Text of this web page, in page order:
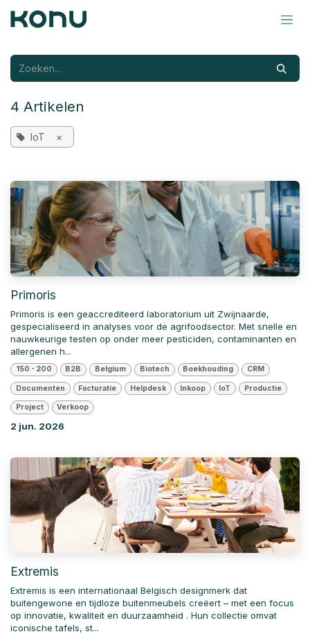
4 Artikelen
IoT ×
Primoris
Primoris is een geaccrediteerd laboratorium uit Zwijnaarde,
gespecialiseerd in analyses voor de agrifoodsector. Met snelle en
nauwkeurige testen op onder meer pesticiden, contaminanten en
allergenen h...
150 - 200 B2B Belgium Biotech Boekhouding CRM
Documenten Facturatie Helpdesk Inkoop IoT Productie
Project Verkoop
2 jun. 2026
Extremis
Extremis is een internationaal Belgisch designmerk dat
buitengewone en tijdloze buitenmeubels creëert – met een focus
op innovatie, kwaliteit en duurzaamheid . Hun collectie omvat
iconische tafels, st...